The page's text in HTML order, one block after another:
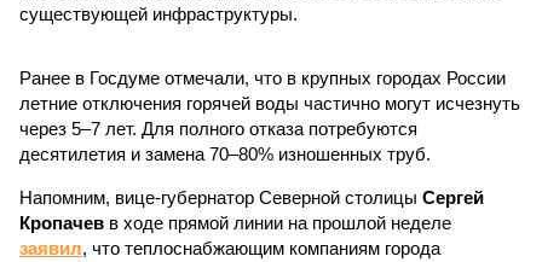
существующей инфраструктуры.
Ранее в Госдуме отмечали, что в крупных городах России
летние отключения горячей воды частично могут исчезнуть
через 5–7 лет. Для полного отказа потребуются
десятилетия и замена 70–80% изношенных труб.
Напомним, вице-губернатор Северной столицы Сергей
Кропачев в ходе прямой линии на прошлой неделе
заявил, что теплоснабжающим компаниям города